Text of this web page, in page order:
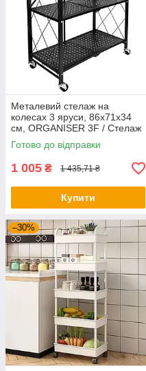
Металевий стелаж на
колесах 3 яруси, 86х71х34
см, ORGANISER 3F / Стелаж
для дому / Полиця на
колесах
Готово до відправки
1 005 ₴ 1 435,71 ₴
Купити
–30%